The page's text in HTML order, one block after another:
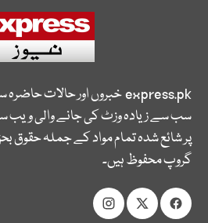
express.pkخبروں اور حالات
سب سے زیادہ وزٹ کی جانے والی
پر شائع شدہ تمام مواد کے جملہ حقوق
گروپ محفوظ ہیں۔